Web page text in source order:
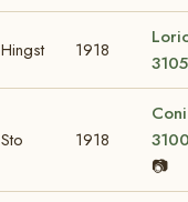
Hingst 1918
Sto 1918
📷